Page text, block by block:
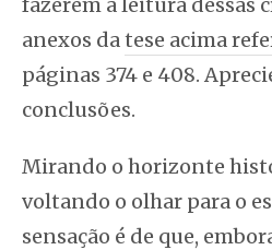
anexos datese acima
páginas 374 e 408.
conclusões.
Mirando o horizonte
voltando o olhar para o
sensação é de que,